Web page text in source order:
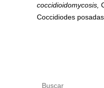
coccidioidomycosis,
Coccidiodes